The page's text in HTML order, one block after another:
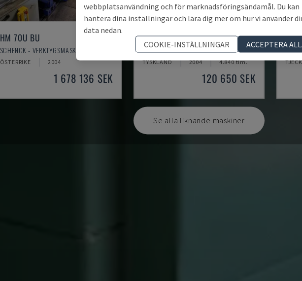
HM 70U BU
SCHENCK - VERKTYGSMASKIN
ÖSTERRIKE 2004
1 678 136 SEK
BLP 600/3S
MYLÄP - VERKTYGSMASKIN
TYSKLAND 2004 4.840 tim.
120 650 SEK
Se alla liknande maskiner
webbplatsanvändning och för marknadsföringsändamål. Du kan
hantera dina inställningar och lära dig mer om hur vi använder
data nedan.
COOKIE-INSTÄLLNINGAR
ACCEPTERA